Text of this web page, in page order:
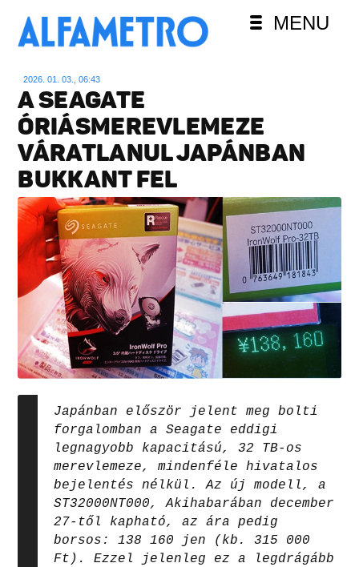
MENU
2026. 01. 03., 06:43
A SEAGATE
ÓRIÁSMEREVLEMEZE
VÁRATLANUL JAPÁNBAN
BUKKANT FEL
Japánban először jelent meg bolti
forgalomban a Seagate eddigi
legnagyobb kapacitású, 32 TB-os
merevlemeze, mindenféle hivatalos
bejelentés nélkül. Az új modell, a
ST32000NT000, Akihabarában december
27-től kapható, az ára pedig
borsos: 138 160 jen (kb. 315 000
Ft). Ezzel jelenleg ez a legdrágább